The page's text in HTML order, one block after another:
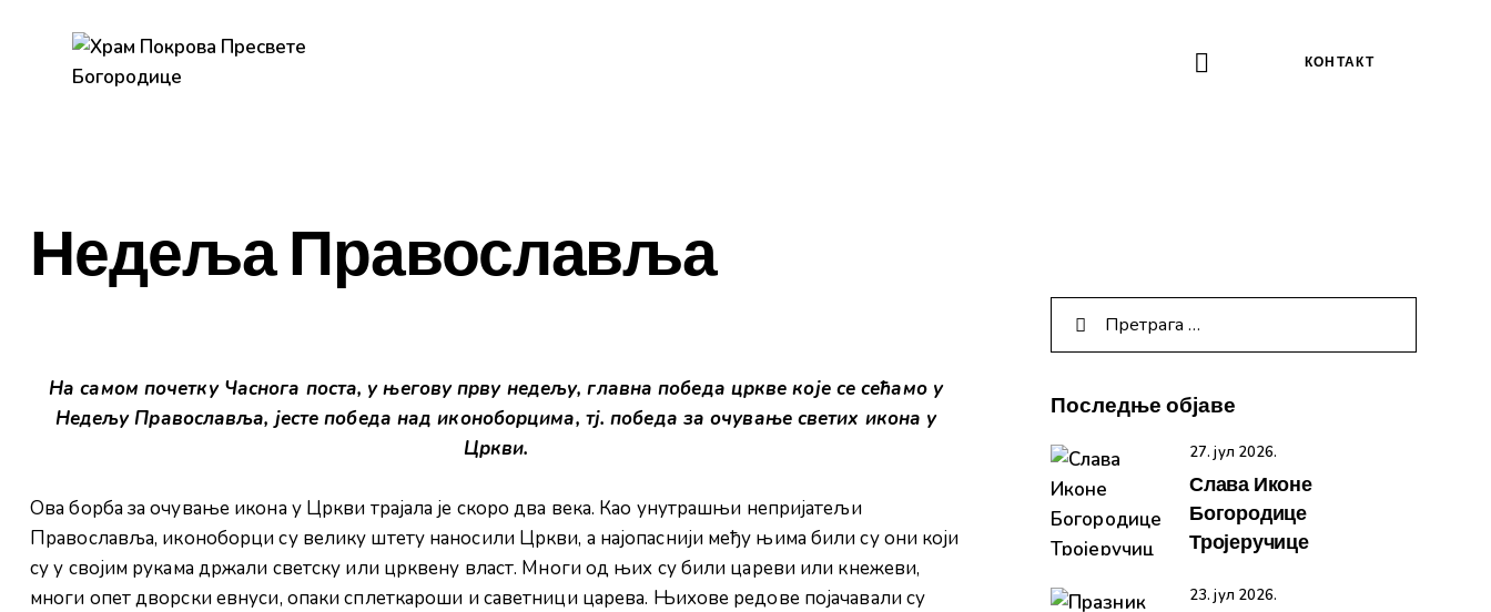
КОНТАКТ
Недеља Православља
На самом почетку Часнога поста, у његову прву недељу, главна победа цркве које се сећамо у
Недељу Православља, јесте победа над иконоборцима, тј. победа за очување светих икона у
Цркви.
Ова борба за очување икона у Цркви трајала је скоро два века. Као унутрашњи непријатељи
Православља, иконоборци су велику штету наносили Цркви, а најопаснији међу њима били су они који
су у својим рукама држали светску или црквену власт. Многи од њих су били цареви или кнежеви,
многи опет дворски евнуси, опаки сплеткароши и саветници царева. Њихове редове појачавали су
Последње објаве
27. јул 2026.
Слава Иконе
Богородице
Тројеручице
23. јул 2026.